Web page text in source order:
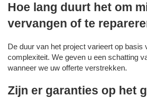
Hoe lang duurt het om
vervangen of te
De duur van het project varieert op basis
complexiteit. We geven u een schatting
wanneer we uw offerte verstrekken.
Zijn er garanties op het